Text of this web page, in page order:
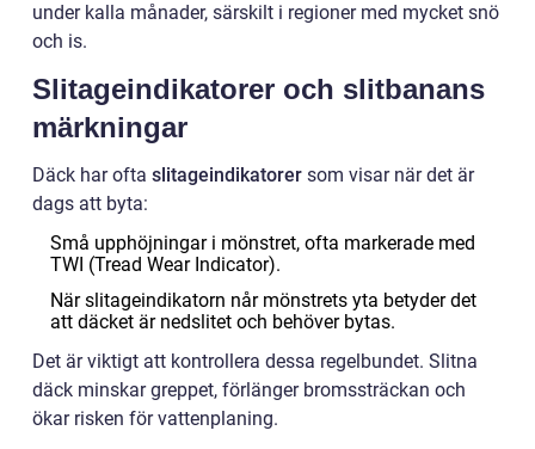
under kalla månader, särskilt i regioner med mycket snö
och is.
Slitageindikatorer och slitbanans
märkningar
Däck har ofta slitageindikatorer som visar när det är
dags att byta:
Små upphöjningar i mönstret, ofta markerade med
TWI (Tread Wear Indicator).
När slitageindikatorn når mönstrets yta betyder det
att däcket är nedslitet och behöver bytas.
Det är viktigt att kontrollera dessa regelbundet. Slitna
däck minskar greppet, förlänger bromssträckan och
ökar risken för vattenplaning.